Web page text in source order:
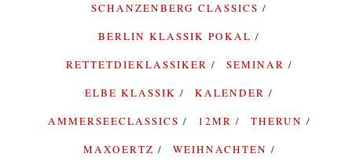
SCHANZENBERG CLASSICS
BERLIN KLASSIK POKAL
RETTETDIEKLASSIKER
SEMINAR
ELBE KLASSIK
KALENDER
AMMERSEECLASSICS
12MR
THERUN
MAXOERTZ
WEIHNACHTEN